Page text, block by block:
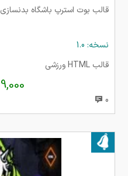
قالب بوت استرپ باشگاه بدنسازی Zymzoo
نسخه: 1.0
قالب HTML ورزشی
9,000 تومان
0
بروز شده در ۰۸ دی ۱۴۰۰